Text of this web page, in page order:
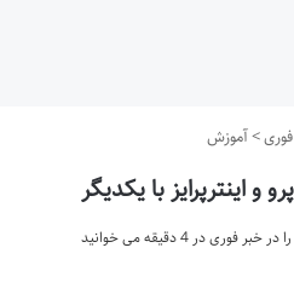
>آموزش
فوری در 4 دقیقه می خوانید